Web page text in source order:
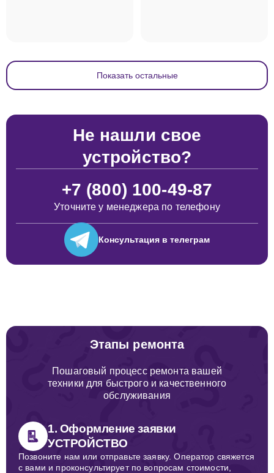
Показать остальные
Не нашли свое
устройство?
+7 (800) 100-49-87
Уточните у менеджера по телефону
Консультация в телеграм
Этапы ремонта
Пошаговый процесс ремонта вашей
техники для быстрого и качественного
обслуживания
1. Оформление заявки
УСТРОЙСТВО
Позвоните нам или отправьте заявку. Оператор свяжется
с вами и проконсультирует по вопросам стоимости,